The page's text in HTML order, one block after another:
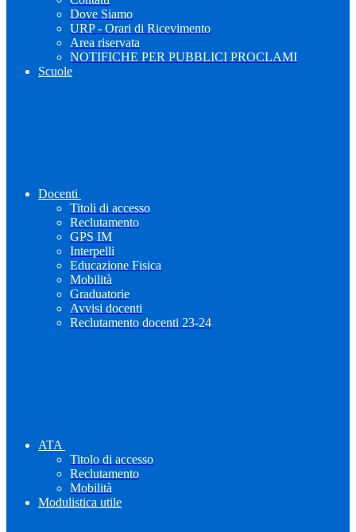
Dove Siamo
URP - Orari di Ricevimento
Area riservata
NOTIFICHE PER PUBBLICI PROCLAMI
Scuole
Docenti
Titoli di accesso
Reclutamento
GPS IM
Interpelli
Educazione Fisica
Mobilità
Graduatorie
Avvisi docenti
Reclutamento docenti 23-24
ATA
Titolo di accesso
Reclutamento
Mobilità
Modulistica utile